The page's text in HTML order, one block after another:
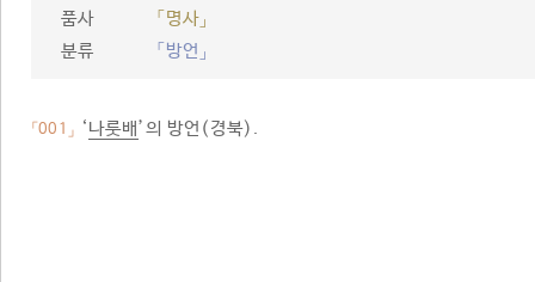
품사
「명사」
분류
「방언」
「001」 ‘나룻배’의 방언(경북).